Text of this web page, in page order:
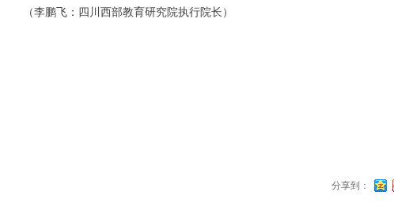
（李鹏飞：四川西部教育研究院执行院长）
分享到：